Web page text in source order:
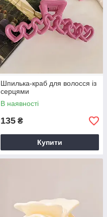
Шпилька-краб для волосся із
серцями
В наявності
135 ₴
Купити